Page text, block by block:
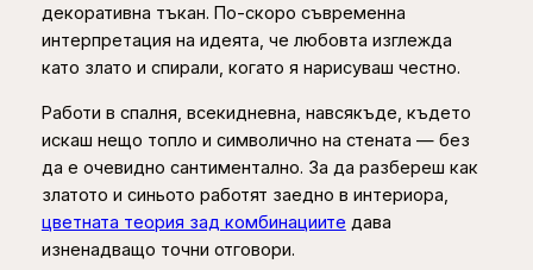
€
т
з
а
с
т
е
н
а
декоративна тъкан. По-скоро съвременна
интерпретация на идеята, че любовта изглежда
като злато и спирали, когато я нарисуваш честно.
Работи в спалня, всекидневна, навсякъде, където
искаш нещо топло и символично на стената — без
да е очевидно сантиментално. За да разбереш как
златото и синьото работят заедно в интериора,
цветната теория зад комбинациите дава
изненадващо точни отговори.